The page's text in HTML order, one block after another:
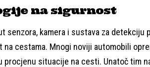
na sigurnost
senzora, kamera i sustava za detekciju
na cestama. Mnogi noviji automobili
procjenu situacije na cesti. Unatoč tim